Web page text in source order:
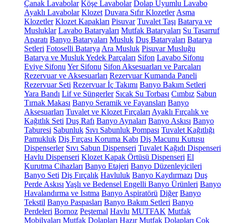
Çanak Lavabolar Köşe Lavabolar Dolap Uyumlu Lavabo
Ayaklı Lavabolar Klozet Duvara Sıfır Klozetler Asma
Klozetler Klozet Kapakları Pisuvar Tuvalet Taşı Batarya ve
Musluklar Lavabo Bataryaları Mutfak Bataryaları Su Tasarruf
Aparatı Banyo Bataryaları Musluk Duş Bataryaları Batarya
Setleri Fotoselli Batarya Ara Musluk Pisuvar Musluğu
Batarya ve Musluk Yedek Parçaları Sifon Lavabo Sifonu
Eviye Sifonu Yer Sifonu Sifon Aksesuarları ve Parçaları
Rezervuar ve Aksesuarları Rezervuar Kumanda Paneli
Rezervuar Seti Rezervuar İç Takımı Banyo Bakım Setleri
Yara Bandı Lif ve Süngerler Sıcak Su Torbası Cımbız Sabun
Tırnak Makası Banyo Seramik ve Fayansları Banyo
Aksesuarları Tuvalet ve Klozet Fırçaları Ayaklı Fırçalık ve
Kağıtlık Seti Duş Rafı Banyo Aynaları Banyo Askısı Banyo
Taburesi Sabunluk Sıvı Sabunluk Pompası Tuvalet Kağıtlığı
Pamukluk Diş Fırçası Koruma Kabı Diş Macunu Kutusu
Dispenserler Sıvı Sabun Dispenseri Tuvalet Kağıdı Dispenseri
Havlu Dispenseri Klozet Kapak Örtüsü Dispenseri El
Kurutma Cihazları Banyo Etajeri Banyo Düzenleyicileri
Banyo Seti Diş Fırçalık Havluluk Banyo Kaydırmazı Duş
Perde Askısı Yaşlı ve Bedensel Engelli Banyo Ürünleri Banyo
Havalandırma ve Isıtma Banyo Aspiratörü Diğer Banyo
Tekstil Banyo Paspasları Banyo Bakım Setleri Banyo
Perdeleri Bornoz Peştemal Havlu MUTFAK Mutfak
Mobilyaları Mutfak Dolapları Hazır Mutfak Dolapları Çok